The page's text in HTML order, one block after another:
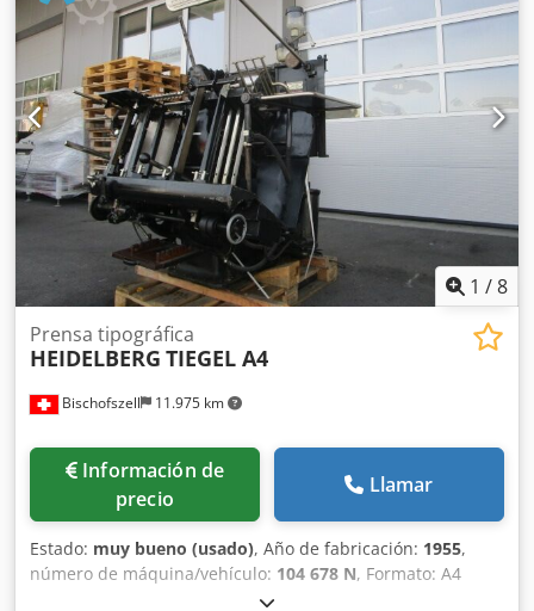
ofrecemos… Posibilidad de entrega, incluyendo la
descarga, con un cargo adicional Una oferta personalizada
Pintura en el color deseado Modificación del contenedor
según sus requisitos Todos los contenedores ofrecidos
están disponibles en stock Otros: • Puede solicitar
información sobre las dimensiones y los pesos PÓNGASE
EN CONTACTO CON NOSOTROS
1 /8
Bischofszell 11.975 km
Prensa tipográfica
HEIDELBERG TIEGEL A4
Información de
precio
Llamar
Estado: muy bueno (usado), Año de fabricación: 1955,
número de máquina/vehículo: 104 678 N, Formato: A4
Número de colores: 1 Dkedpfx Aow Rb U Nefasr